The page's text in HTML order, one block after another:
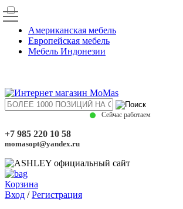
Американская мебель
Европейская мебель
Мебель Индонезии
Сейчас работаем
+7 985 220 10 58
momasopt@yandex.ru
Корзина
Вход /Регистрация